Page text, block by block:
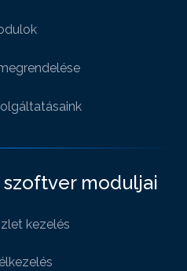
moduljai
kezelés